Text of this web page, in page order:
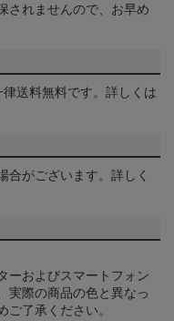
されませんので、お早め
送料無料です。詳しくは
合がございます。詳しく
ーおよびスマートフォン
実際の商品の色と異なっ
了承ください。